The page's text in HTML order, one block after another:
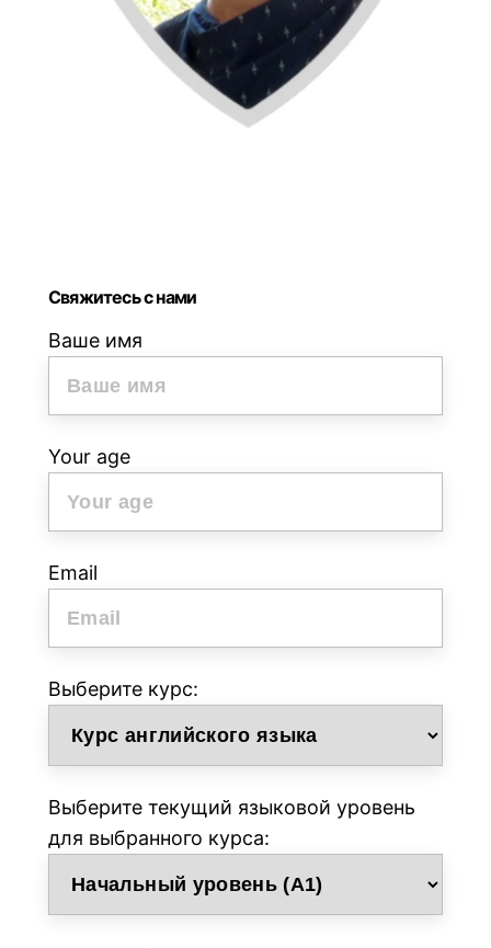
языков)
Свяжитесь с нами
Ваше имя
Your age
Email
Выберите курс:
Выберите текущий языковой уровень
для выбранного курса: